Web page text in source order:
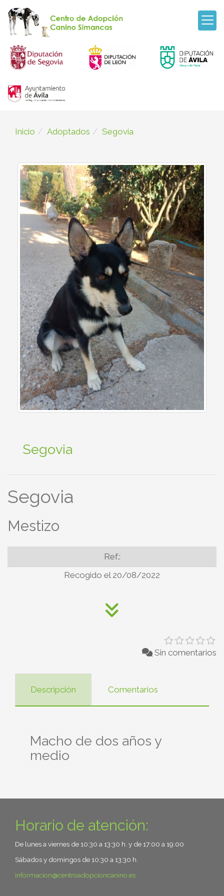
Inicio Adoptados Segovia
Segovia
Segovia
Mestizo
Ref.:
Recogido el 20/08/2022
Sin comentarios
Descripción Comentarios
Macho de dos años y
medio
Horario de atención:
De lunes a viernes de 10:30 a 13:30 h. y de 17:00 a 19:00
Sábados y domingos de 10:30 a 13:30 h.
informacion
centroadopcioncanino.es